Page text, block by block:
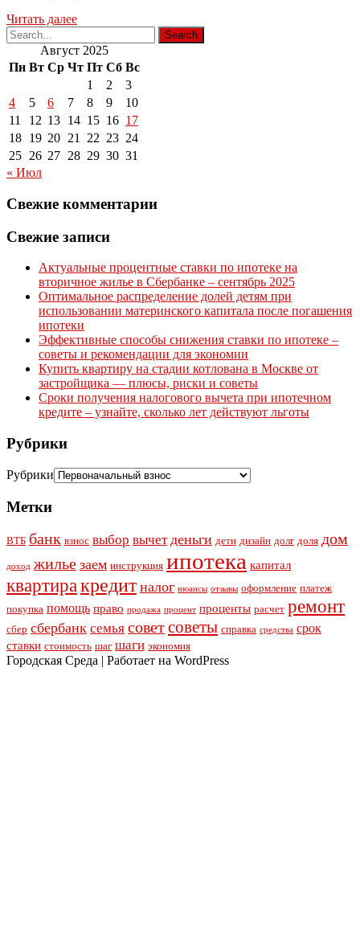
Читать далее
Август 2025
Пн Вт Ср Чт Пт Сб Вс
1
2
3
4
5 6 7 8 9
10
11
12 13 14 15 16 17
18 19 20 21 22 23 24
25 26 27 28 29 30 31
« Июл
Свежие комментарии
Свежие записи
Актуальные процентные ставки по ипотеке на
вторичное жилье в Сбербанке – сентябрь 2025
Оптимальное распределение долей детям при
использовании материнского капитала после погашения
ипотеки
Эффективные способы снижения ставки по ипотеке –
советы и рекомендации для экономии
Купить квартиру на стадии котлована в Москве от
застройщика — плюсы, риски и советы
Сроки получения налогового вычета при ипотечном
кредите – узнайте, сколько лет действуют льготы
Рубрики
Рубрики
Метки
ВТБ банк взнос выбор вычет деньги дети дизайн долг доля дом
доход жилье заем инструкция ипотека капитал
квартиракредит налог нюансы отзывы оформление платеж
покупка помощь право продажа процент проценты расчет ремонт
сбер сбербанк семья советсоветы справка средства срок
ставки стоимость шаг шаги экономия
Городская Среда | Работает на WordPress